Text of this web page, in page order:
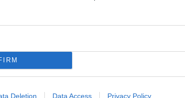
Deletion Data Access Privacy Policy
του Cantina που κυκλοφορεί
και είναι αφιερωμένο στο
και στον τρόπο που μας